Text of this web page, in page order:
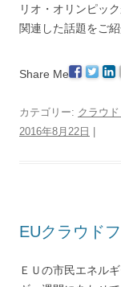
リオ・オリンピッ
関連した話題をご
Share Me
カテゴリー: クラウ
2016年8月22日
EUクラウド
ＥＵの市民エネル